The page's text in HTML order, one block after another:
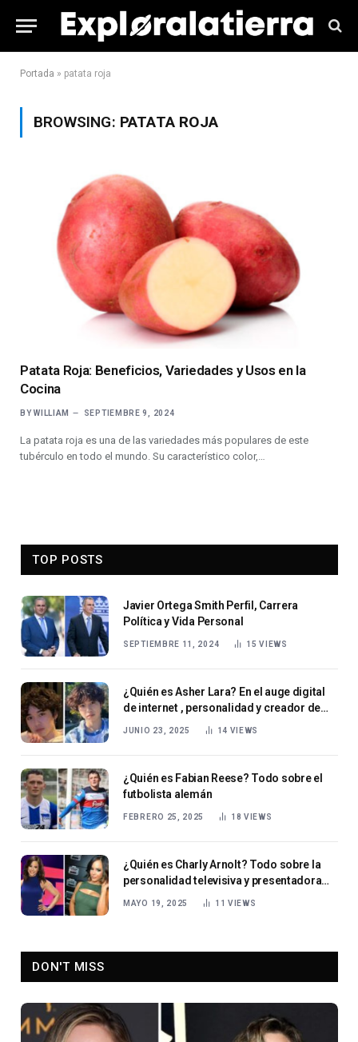
Portada » patata roja
BROWSING: PATATA ROJA
Patata Roja: Beneficios, Variedades y Usos en la
Cocina
BY WILLIAM SEPTIEMBRE 9, 2024
La patata roja es una de las variedades más populares de este
tubérculo en todo el mundo. Su característico color,…
TOP POSTS
Javier Ortega Smith Perfil, Carrera
Política y Vida Personal
SEPTIEMBRE 11, 2024 15VIEWS
¿Quién es Asher Lara? En el auge digital
de internet , personalidad y creador de
JUNIO 23, 2025 14 VIEWS
¿Quién es Fabian Reese? Todo sobre el
futbolista alemán
FEBRERO 25, 2025 18VIEWS
¿Quién es Charly Arnolt? Todo sobre la
personalidad televisiva y presentadora
MAYO 19, 2025 11 VIEWS
DON'T MISS